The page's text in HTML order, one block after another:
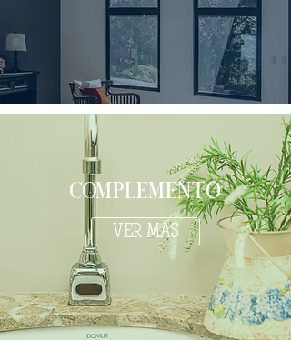
COMPLEMENTO
VER MÁS